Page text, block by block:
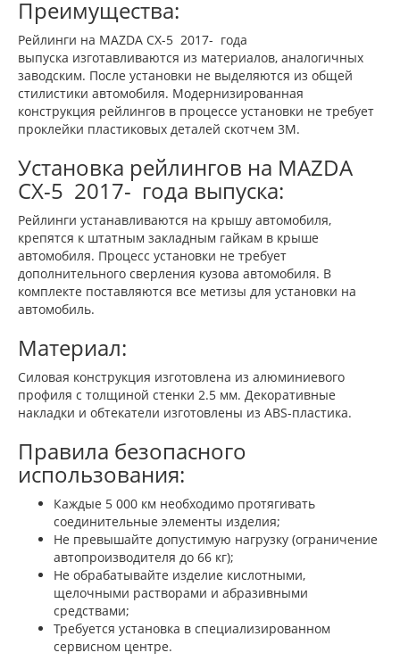
Преимущества:
Рейлинги на MAZDA CX-5 2017- года
выпуска изготавливаются из материалов, аналогичных
заводским. После установки не выделяются из общей
стилистики автомобиля. Модернизированная
конструкция рейлингов в процессе установки не требует
проклейки пластиковых деталей скотчем 3М.
Установка рейлингов на MAZDA
CX-5 2017- года выпуска:
Рейлинги устанавливаются на крышу автомобиля,
крепятся к штатным закладным гайкам в крыше
автомобиля. Процесс установки не требует
дополнительного сверления кузова автомобиля. В
комплекте поставляются все метизы для установки на
автомобиль.
Материал:
Силовая конструкция изготовлена из алюминиевого
профиля c толщиной стенки 2.5 мм. Декоративные
накладки и обтекатели изготовлены из ABS-пластика.
Правила безопасного
использования:
Каждые 5 000 км необходимо протягивать
соединительные элементы изделия;
Не превышайте допустимую нагрузку (ограничение
автопроизводителя до 66 кг);
Не обрабатывайте изделие кислотными,
щелочными растворами и абразивными
средствами;
Требуется установка в специализированном
сервисном центре.